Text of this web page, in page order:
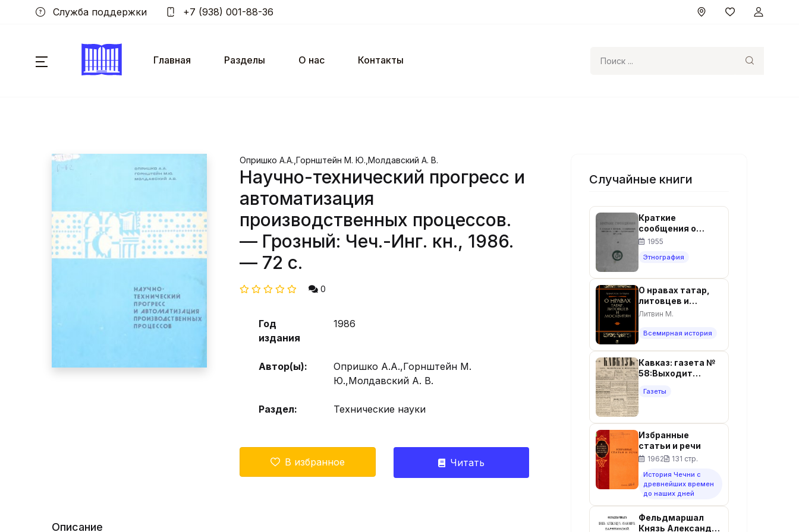
Служба поддержки +7 (938) 001-88-36
Главная Разделы О нас
Контакты
Опришко А.А.,Горнштейн М. Ю.,Молдавский А. В.
Научно-технический прогресс и
автоматизация
производственных процессов.
— Грозный: Чеч.-Инг. кн., 1986.
— 72 с.
0
Год
издания
1986
Автор(ы):
Опришко А.А.,Горнштейн М.
Ю.,Молдавский А. В.
Раздел: Технические науки
В избранное Читать
Описание
Случайные книги
Краткие
сообщения о
докладах и
исследованиях
истории
материальной
культуры. Вып.58.
- Москва, 1955. -
1955
Этнография
О нравах татар,
литовцев и
москвитян. -
МГУ, 1994. - 151 с. -
1$ 1994
Литвин М.
Всемирная история
Кавказ: газета №
58:Выходит
июля 1865г. -
Газеты
Избранные
статьи и речи
1962 131 стр.
История Чечни с
древнейших времен
до наших дней
Фельдмаршал
Князь Александр